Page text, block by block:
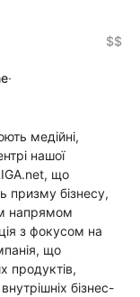
$$
·
медійні,
нашої
що
призму бізнесу,
напрямом
з фокусом на
що
продуктів,
бізнес-